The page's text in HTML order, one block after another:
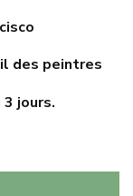
des peintres
jours.